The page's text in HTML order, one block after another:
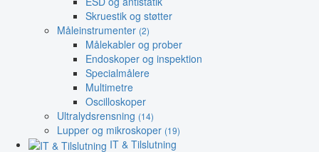
Skruestik og støtter
Måleinstrumenter (2)
Målekabler og prober
Endoskoper og inspektion
Specialmålere
Multimetre
Oscilloskoper
Ultralydsrensning (14)
Lupper og mikroskoper (19)
IT & Tilslutning